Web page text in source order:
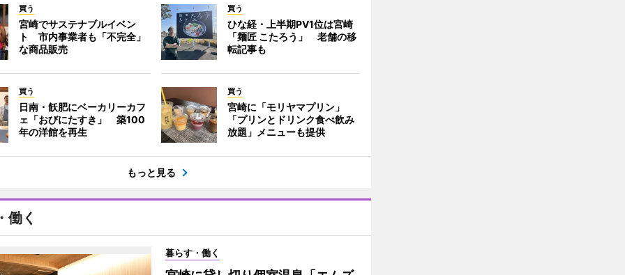
買う
宮崎でサステナブルイベン
ト 市内事業者も「不完全」
な商品販売
買う
ひな経・上半期PV1位は宮崎
「麺匠 こたろう」 老舗の移
転記事も
買う
日南・飫肥にベーカリーカフ
ェ「おびにたすき」 築100
年の洋館を再生
買う
宮崎に「モリヤマプリン」
「プリンとドリンク食べ飲み
放題」メニューも提供
もっと見る
働く
暮らす・働く